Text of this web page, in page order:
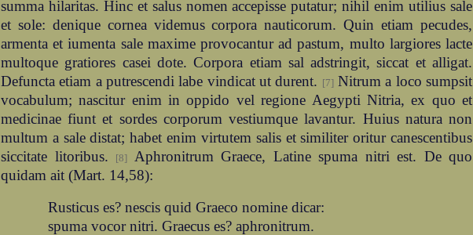
summa hilaritas. Hinc et salus nomen accepisse putatur; nihil enim utilius sale
et sole: denique cornea videmus corpora nauticorum. Quin etiam pecudes,
armenta et iumenta sale maxime provocantur ad pastum, multo largiores lacte
multoque gratiores casei dote. Corpora etiam sal adstringit, siccat et alligat.
Defuncta etiam a putrescendi labe vindicat ut durent. [7]Nitrum a loco sumpsit
vocabulum; nascitur enim in oppido vel regione Aegypti Nitria, ex quo et
medicinae fiunt et sordes corporum vestiumque lavantur. Huius natura non
multum a sale distat; habet enim virtutem salis et similiter oritur canescentibus
siccitate litoribus.
[8]
Aphronitrum Graece, Latine spuma nitri est. De quo
quidam ait (Mart. 14,58):
Rusticus es? nescis quid Graeco nomine dicar:
spuma vocor nitri. Graecus es? aphronitrum.